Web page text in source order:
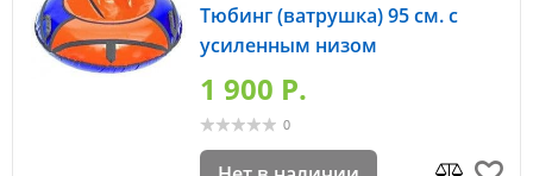
Тюбинг (ватрушка) 95 см. с
усиленным низом
1 900 P.
0